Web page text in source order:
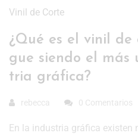
Vinil de Corte
¿Qué es el vinil de
gue siendo el más
tria gráfica?
rebecca 0 Comentarios
En la industria gráfica existen